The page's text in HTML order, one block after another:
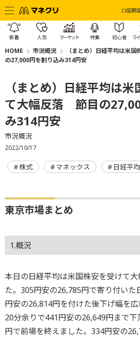
口座開
新着 人気 マーケット 特集 初心者 ラ
HOME 市況概況
（まとめ）日経平均は米
の27,000円を割り込み314円安
（まとめ）日経平均は
て大幅反落 節目の
み314円安
市況概況
2022/10/17
株式 マネックス 日経平均
東京市場まとめ
1.概況
本日の日経平均は米国株安を受けて
た。305円安の26,785円で寄り付いた
円安の26,814円を付けた後下げ幅を
20分余りで441円安の26,649円まで
円で前場を終えました。334円安の